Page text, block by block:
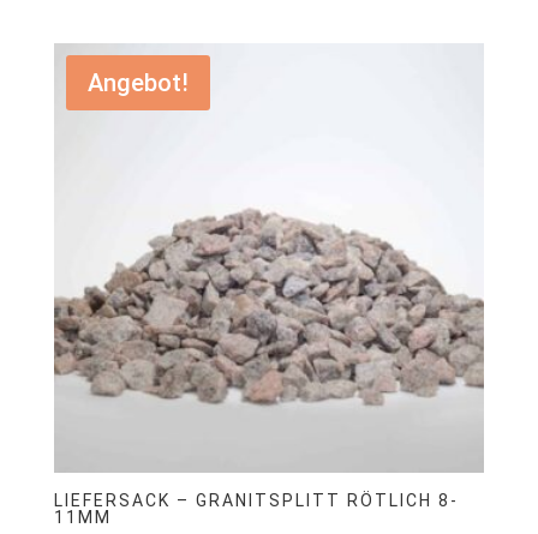
Angebot!
LIEFERSACK – GRANITSPLITT RÖTLICH 8-
11MM